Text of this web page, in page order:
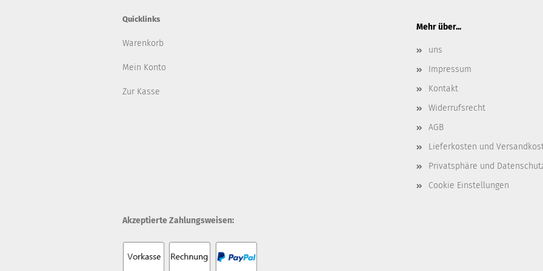
Quicklinks
Warenkorb
Mein Konto
Zur Kasse
Mehr über...
uns
Impressum
Kontakt
Widerrufsrecht
AGB
Lieferkosten und
Privatsphäre und
Cookie Einstellungen
Akzeptierte Zahlungsweisen: